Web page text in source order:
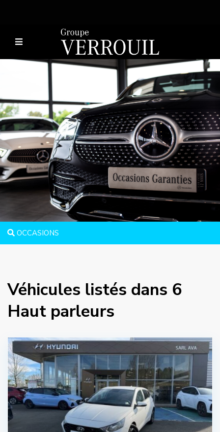
OCCASIONS
Véhicules listés dans 6
Haut parleurs